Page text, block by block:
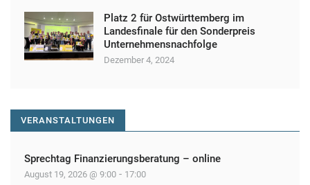
Platz 2 für Ostwürttemberg im
Landesfinale für den Sonderpreis
Unternehmensnachfolge
Dezember 4, 2024
VERANSTALTUNGEN
Sprechtag Finanzierungsberatung – online
August 19, 2026 @ 9:00 - 17:00